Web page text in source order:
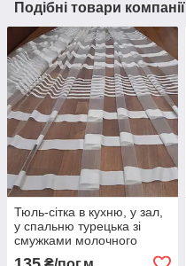
Подібні товари компанії
Тюль-сітка в кухню, у зал,
у спальню турецька зі
смужками молочного
кольору на фатині